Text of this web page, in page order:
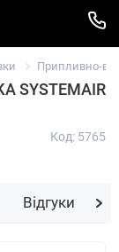
Припливно-
Код: 5765
Відгуки